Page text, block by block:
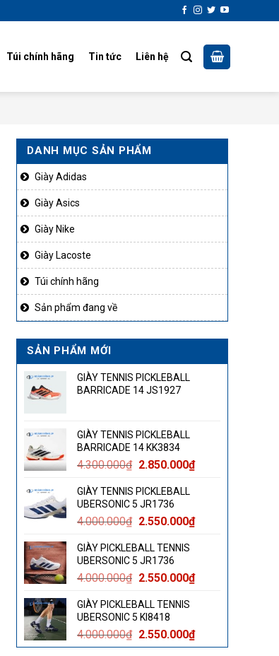
Túi chính hãng Tin tức Liên hệ
DANH MỤC SẢN PHẨM
Giày Adidas
Giày Asics
Giày Nike
Giày Lacoste
Túi chính hãng
Sản phẩm đang về
SẢN PHẨM MỚI
GIÀY TENNIS PICKLEBALL
BARRICADE 14 JS1927
GIÀY TENNIS PICKLEBALL
BARRICADE 14 KK3834
4.300.000₫ Giá
là:
4.300.000₫.
2.850.000₫Giá
2.850.000₫.
GIÀY TENNIS PICKLEBALL
UBERSONIC 5 JR1736
4.000.000₫ Giá
là:
4.000.000₫.
2.550.000₫Giá
2.550.000₫.
GIÀY PICKLEBALL TENNIS
UBERSONIC 5 JR1736
4.000.000₫ Giá
là:
4.000.000₫.
2.550.000₫Giá
2.550.000₫.
GIÀY PICKLEBALL TENNIS
UBERSONIC 5 KI8418
4.000.000₫ Giá
gốc
2.550.000₫Giá
hiện